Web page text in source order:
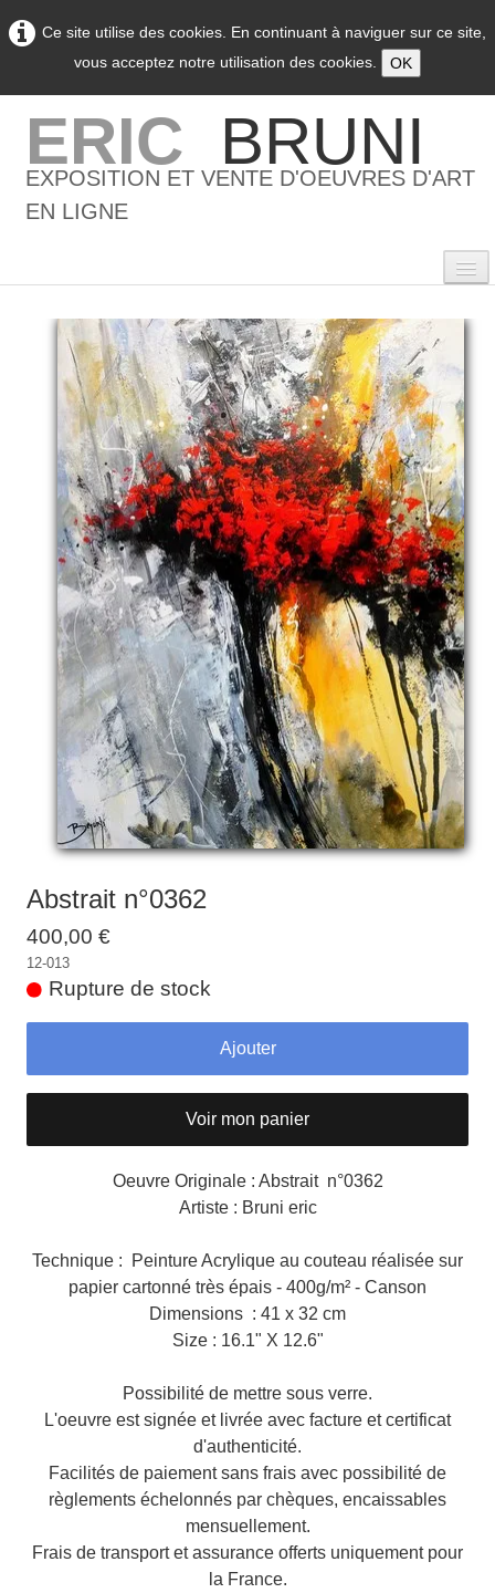
Ce site utilise des cookies. En continuant à naviguer sur ce site,
vous acceptez notre utilisation des cookies.
OK
ERIC BRUNI
EXPOSITION ET VENTE D'OEUVRES D'ART
EN LIGNE
Accueil
L'artiste▼
Galeries▼
Vente▼
Boutique
Contact
Newsletter
BLOG
Français
Abstrait n°0362
400,00 €
12-013
Rupture de stock
Ajouter
Voir mon panier
Oeuvre Originale : Abstrait n°0362
Artiste : Bruni eric
Technique : Peinture Acrylique au couteau réalisée sur
papier cartonné très épais - 400g/m² - Canson
Dimensions : 41 x 32 cm
Size : 16.1" X 12.6"
Possibilité de mettre sous verre.
L'oeuvre est signée et livrée avec facture et certificat
d'authenticité.
Facilités de paiement sans frais avec possibilité de
règlements échelonnés par chèques, encaissables
mensuellement.
Frais de transport et assurance offerts uniquement pour
la France.